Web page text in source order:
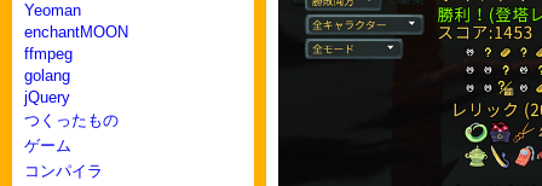
Yeoman
enchantMOON
ffmpeg
golang
jQuery
つくったもの
ゲーム
コンパイラ